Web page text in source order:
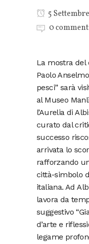
5
0
La mostra del
Paolo
pesci” sarà
al Museo
l’Aurelia di
curato dal
successo
arrivata lo
rafforzando
città-simbolo
italiana. Ad
lavora da
suggestivo
d’arte e
legame